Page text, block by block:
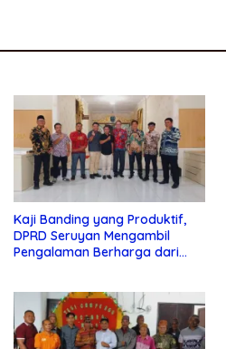
Kaji Banding yang Produktif,
DPRD Seruyan Mengambil
Pengalaman Berharga dari